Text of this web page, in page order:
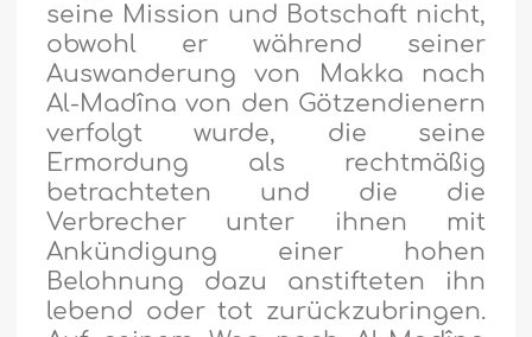
seine Mission und Botschaft nicht,
obwohl er während seiner
Auswanderung von Makka nach
Al-Madîna von den Götzendienern
verfolgt wurde, die seine
Ermordung als rechtmäßig
betrachteten und die die
Verbrecher unter ihnen mit
Ankündigung einer hohen
Belohnung dazu anstifteten ihn
lebend oder tot zurückzubringen.